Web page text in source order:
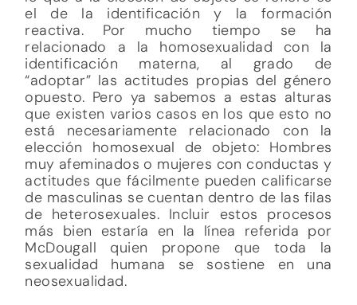
el de la identificación y la formación
reactiva. Por mucho tiempo se ha
relacionado a la homosexualidad con la
identificación materna, al grado de
“adoptar” las actitudes propias del género
opuesto. Pero ya sabemos a estas alturas
que existen varios casos en los que esto no
está necesariamente relacionado con la
elección homosexual de objeto: Hombres
muy afeminados o mujeres con conductas y
actitudes que fácilmente pueden calificarse
de masculinas se cuentan dentro de las filas
de heterosexuales. Incluir estos procesos
más bien estaría en la línea referida por
McDougall quien propone que toda la
sexualidad humana se sostiene en una
neosexualidad.